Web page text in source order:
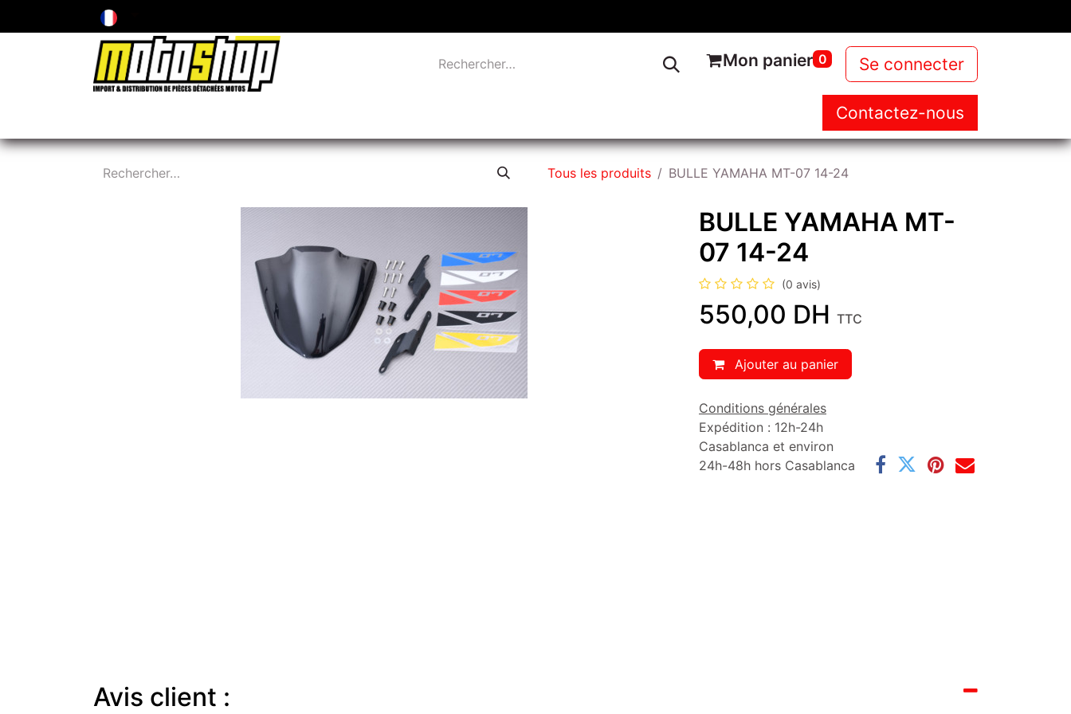
Mon panier 0 Se connecter
NOS PRODUITS NEWS
Contactez-nous
Tous les produits BULLE YAMAHA MT-07 14-24
BULLE YAMAHA MT-
07 14-24
(0 avis)
550,00 DH TTC
Ajouter au panier
Conditions générales
Expédition : 12h-24h
Casablanca et environ
24h-48h hors Casablanca
Avis client :